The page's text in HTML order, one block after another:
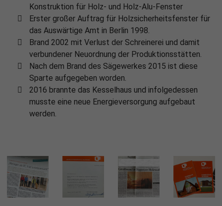
Konstruktion für Holz- und Holz-Alu-Fenster
Erster großer Auftrag für Holzsicherheitsfenster für
das Auswärtige Amt in Berlin 1998.
Brand 2002 mit Verlust der Schreinerei und damit
verbundener Neuordnung der Produktionsstätten.
Nach dem Brand des Sägewerkes 2015 ist diese
Sparte aufgegeben worden.
2016 brannte das Kesselhaus und infolgedessen
musste eine neue Energieversorgung aufgebaut
werden.